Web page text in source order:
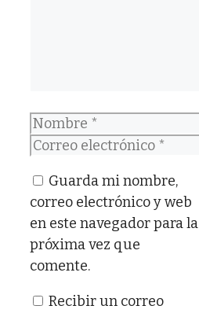
Nombre
Correo
Guarda mi nombre,
correo electrónico y web
en este navegador para la
próxima vez que
comente.
Recibir un correo